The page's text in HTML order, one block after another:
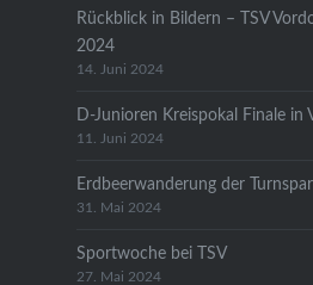
Rückblick in Bildern – TSV
2024
14. Juni 2024
D-Junioren Kreispokal Finale in
11. Juni 2024
Erdbeerwanderung der
31. Mai 2024
Sportwoche bei TSV
27. Mai 2024